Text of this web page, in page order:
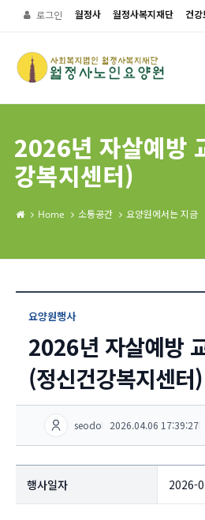
로그인 월정사 월정사복지재단 건강
2026년 자살예방
강복지센터)
Home 소통공간 요양원에서는 지금
요양원행사
2026년 자살예방
(정신건강복지센터)
seodo 2026.04.06 17:39:27
행사일자 2026-